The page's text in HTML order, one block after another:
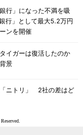
行」になった不満を吸
行」として最大5.2万円
ンを開催
イガーは復活したのか
景
ニトリ」 2社の差はど